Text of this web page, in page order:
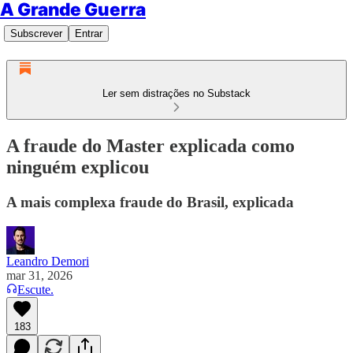
A Grande Guerra
Subscrever Entrar
Ler sem distrações no Substack
A fraude do Master explicada como
ninguém explicou
A mais complexa fraude do Brasil, explicada
Leandro Demori
mar 31, 2026
Escute.
183